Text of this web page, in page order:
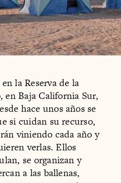
la Reserva de la
en Baja California Sur,
hace unos años se
si cuidan su recurso,
viniendo cada año y
verlas. Ellos
se organizan y
a las ballenas,